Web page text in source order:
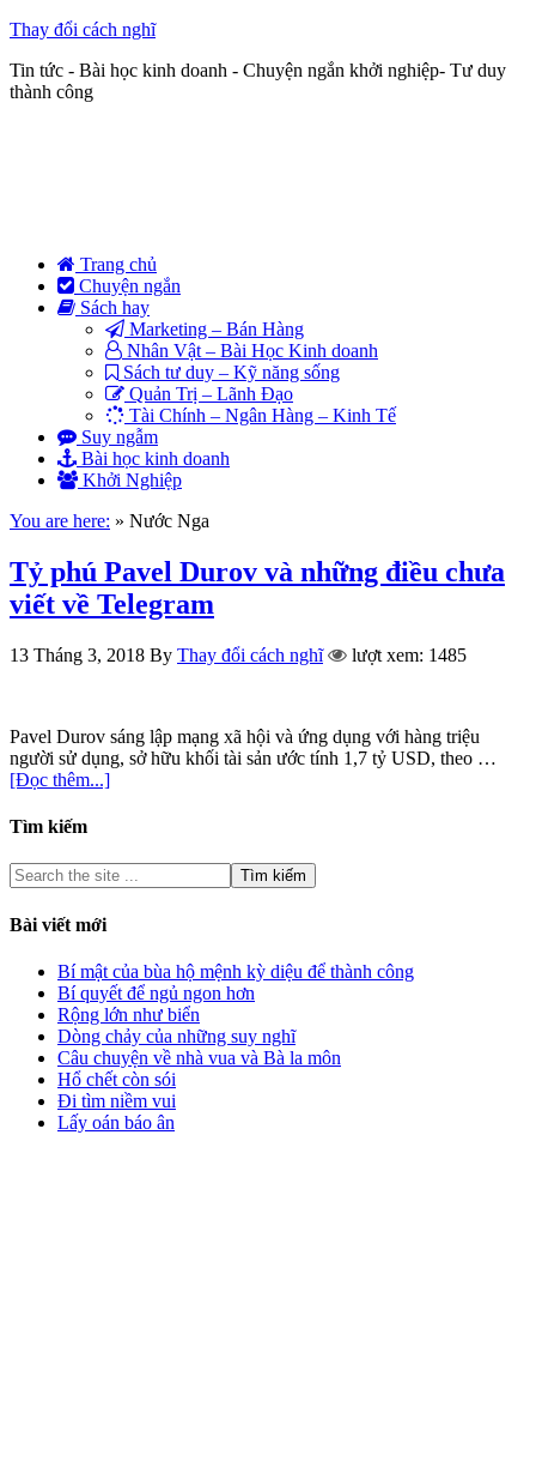
Thay đổi cách nghĩ
Tin tức - Bài học kinh doanh - Chuyện ngắn khởi nghiệp- Tư duy
thành công
Trang chủ
Chuyện ngắn
Sách hay
Marketing – Bán Hàng
Nhân Vật – Bài Học Kinh doanh
Sách tư duy – Kỹ năng sống
Quản Trị – Lãnh Đạo
Tài Chính – Ngân Hàng – Kinh Tế
Suy ngẫm
Bài học kinh doanh
Khởi Nghiệp
You are here: » Nước Nga
Tỷ phú Pavel Durov và những điều chưa
viết về Telegram
13 Tháng 3, 2018 By Thay đổi cách nghĩ lượt xem: 1485
Pavel Durov sáng lập mạng xã hội và ứng dụng với hàng triệu
người sử dụng, sở hữu khối tài sản ước tính 1,7 tỷ USD, theo …
[Đọc thêm...]
Tìm kiếm
Bài viết mới
Bí mật của bùa hộ mệnh kỳ diệu để thành công
Bí quyết để ngủ ngon hơn
Rộng lớn như biển
Dòng chảy của những suy nghĩ
Câu chuyện về nhà vua và Bà la môn
Hổ chết còn sói
Đi tìm niềm vui
Lấy oán báo ân